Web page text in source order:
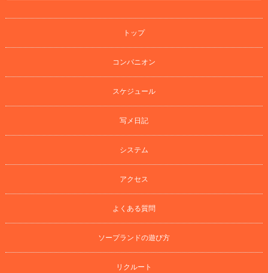
トップ
コンパニオン
スケジュール
写メ日記
システム
アクセス
よくある質問
ソープランドの遊び方
リクルート